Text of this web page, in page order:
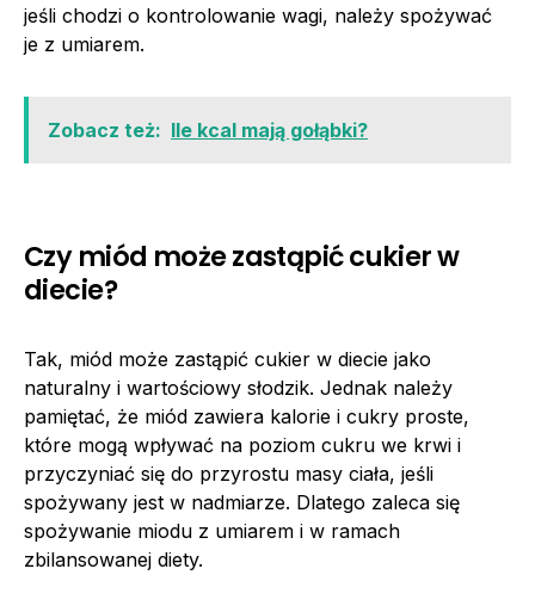
jeśli chodzi o kontrolowanie wagi, należy spożywać
je z umiarem.
Zobacz też: Ile kcal mają gołąbki?
Czy miód może zastąpić cukier w
diecie?
Tak, miód może zastąpić cukier w diecie jako
naturalny i wartościowy słodzik. Jednak należy
pamiętać, że miód zawiera kalorie i cukry proste,
które mogą wpływać na poziom cukru we krwi i
przyczyniać się do przyrostu masy ciała, jeśli
spożywany jest w nadmiarze. Dlatego zaleca się
spożywanie miodu z umiarem i w ramach
zbilansowanej diety.